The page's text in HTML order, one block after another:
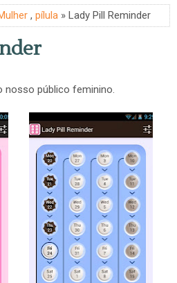
, pílula » Lady Pill Reminder
nosso público feminino.